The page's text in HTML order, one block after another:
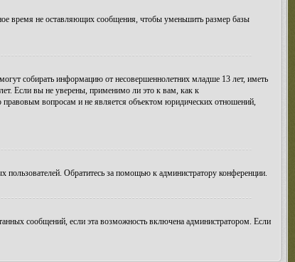
время не оставляющих сообщения, чтобы уменьшить размер базы
собирать информацию от несовершеннолетних младше 13 лет, иметь
Если вы не уверены, применимо ли это к вам, как к
вопросам и не является объектом юридических отношений,
Обратитесь за помощью к администратору конференции.
сообщений, если эта возможность включена администратором. Если